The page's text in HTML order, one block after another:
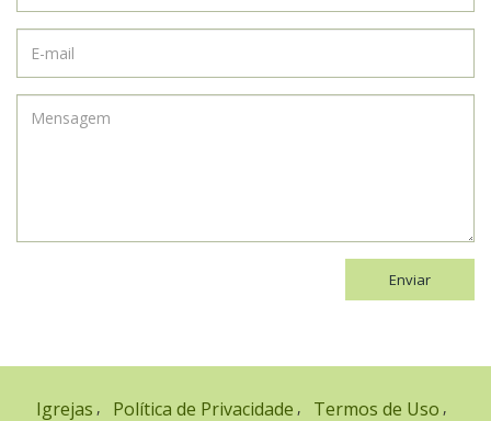
Enviar
Igrejas Política de Privacidade
Termos de Uso